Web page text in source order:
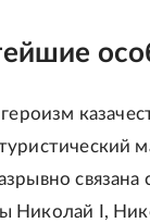
связана
Николай I,